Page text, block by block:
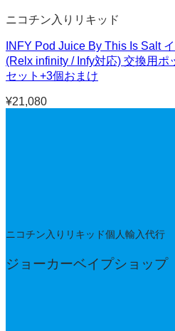
ニコチン入りリキッド
INFY Pod Juice By This Is Salt
(Relx infinity / Infy対応) 交換用ポ
セット+3個おまけ
¥21,080
ニコチン入りリキッド個人輸入代行
ジョーカーベイプショップ